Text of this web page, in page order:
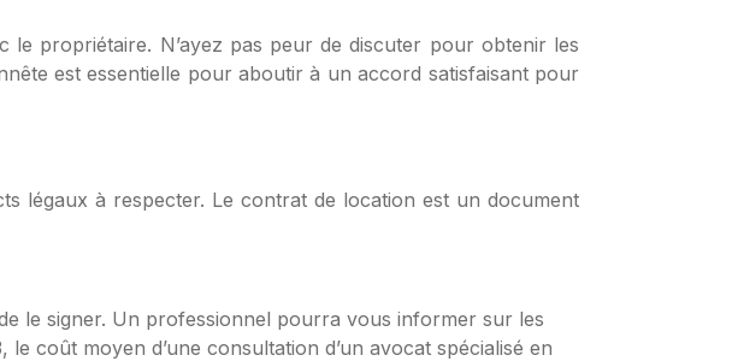
propriétaire. N’ayez pas peur de discuter pour obtenir les
est essentielle pour aboutir à un accord satisfaisant pour
légaux à respecter. Le contrat de location est un document
le signer. Un professionnel pourra vous informer sur les
coût moyen d’une consultation d’un avocat spécialisé en